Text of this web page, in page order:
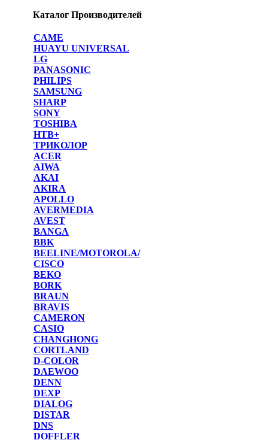
Каталог Производителей
CAME
HUAYU UNIVERSAL
LG
PANASONIC
PHILIPS
SAMSUNG
SHARP
SONY
TOSHIBA
НТВ+
ТРИКОЛОР
ACER
AIWA
AKAI
AKIRA
APOLLO
AVERMEDIA
AVEST
BANGA
BBK
BEELINE/MOTOROLA/
CISCO
BEKO
BORK
BRAUN
BRAVIS
CAMERON
CASIO
CHANGHONG
CORTLAND
D-COLOR
DAEWOO
DENN
DEXP
DIALOG
DISTAR
DNS
DOFFLER